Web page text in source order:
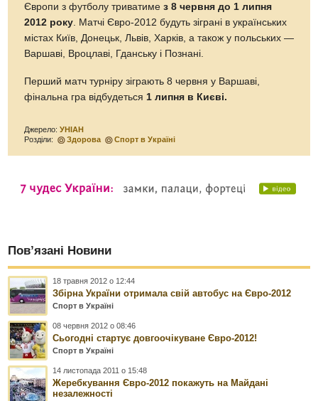
Європи з футболу триватимез 8 червня до 1 липня
2012 року . Матчі Євро-2012 будуть зіграні в українських
містах Київ, Донецьк, Львів, Харків, а також у польських —
Варшаві, Вроцлаві, Гданську і Познані.
Перший матч турніру зіграють 8 червня у Варшаві,
фінальна гра відбудеться1 липня в Києві.
Джерело:УНІАН
Розділи:
Здорова Спорт в Україні
Пов’язані Новини
18 травня 2012 о 12:44
Збірна України отримала свій автобус на Євро-2012
Спорт в Україні
08 червня 2012 о 08:46
Сьогодні стартує довгоочікуване Євро-2012!
Спорт в Україні
14 листопада 2011 о 15:48
Жеребкування Євро-2012 покажуть на Майдані
незалежності